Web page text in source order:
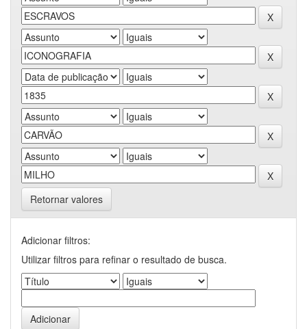
Retornar valores
Adicionar filtros:
Utilizar filtros para refinar o resultado de busca.